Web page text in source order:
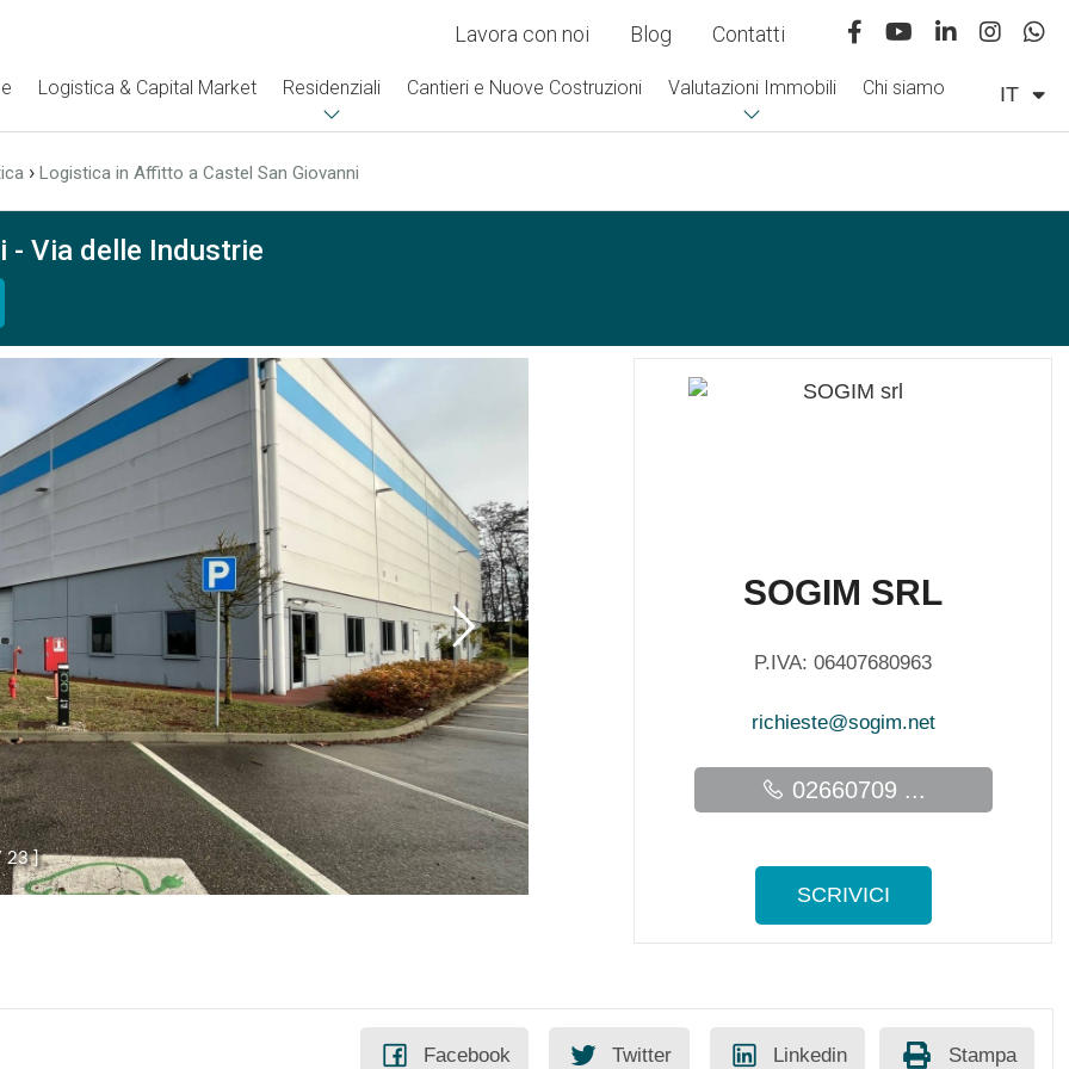
Lavora con noi Blog Contatti
IT
Logistica & Capital Market Residenziali Cantieri e Nuove Costruzioni Valutazioni Immobili Chi siamo
› Logistica in Affitto a Castel San Giovanni
- Via delle Industrie
23 ]
SOGIM SRL
P.IVA: 06407680963
richieste@sogim.net
02660709 ...
SCRIVICI
Stampa
Facebook Twitter Linkedin